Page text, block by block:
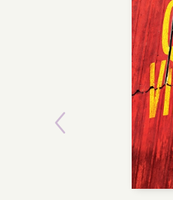
Previous